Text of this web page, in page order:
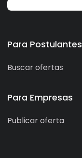
Para Postulantes
Buscar ofertas
Para Empresas
Publicar oferta